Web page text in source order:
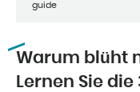
guide
Warum blüht
Lernen Sie